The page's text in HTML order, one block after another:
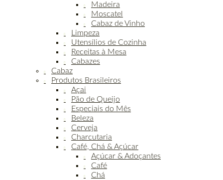
Madeira
Moscatel
Cabaz de Vinho
Limpeza
Utensílios de Cozinha
Receitas à Mesa
Cabazes
Cabaz
Produtos Brasileiros
Açai
Pão de Queijo
Especiais do Mês
Beleza
Cerveja
Charcutaria
Café, Chá & Açúcar
Açúcar & Adoçantes
Café
Chá